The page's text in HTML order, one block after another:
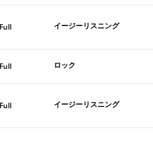
Full イージーリスニング
Full ロック
Full イージーリスニング